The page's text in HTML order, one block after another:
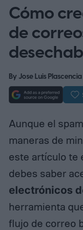
Cómo
de
ByJose Luis Plascencia
Aunque el
maneras de
este artículo te
debes saber
electrónicos
herramienta
flujo de correo